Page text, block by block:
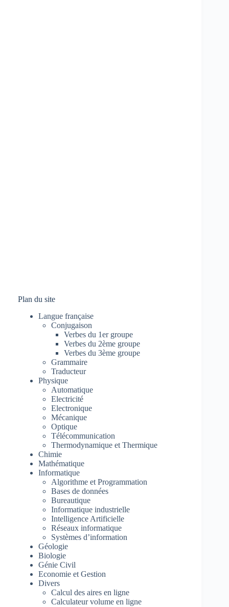
Plan du site
Langue française
Conjugaison
Verbes du 1er groupe
Verbes du 2ème groupe
Verbes du 3ème groupe
Grammaire
Traducteur
Physique
Automatique
Electricité
Electronique
Mécanique
Optique
Télécommunication
Thermodynamique et Thermique
Chimie
Mathématique
Informatique
Algorithme et Programmation
Bases de données
Bureautique
Informatique industrielle
Intelligence Artificielle
Réseaux informatique
Systèmes d’information
Géologie
Biologie
Génie Civil
Economie et Gestion
Divers
Calcul des aires en ligne
Calculateur volume en ligne